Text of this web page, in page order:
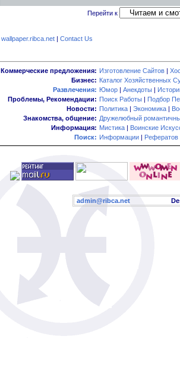
Перейти к
wallpaper.ribca.net| Contact Us
Коммерческие предложения: Изготовление Сайтов |
Бизнес: Каталог Хозяйственных
Развлечения: Юмор | Анекдоты |
Проблемы, Рекомендации: Поиск Работы | Подбор
Новости: Политика | Экономика |
Знакомства, общение: Дружелюбный
Информация: Мистика | Воинские
Поиск: Информации | Рефератов
admin@ribca.net